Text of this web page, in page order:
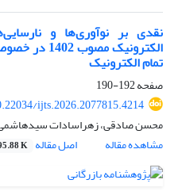
نقدی بر نوآوری‌ها و
الکترونیک
تمام الکترونیک
صفحه192-190
ijts.2026.2077815.4214
محسن صادقی، زهراسادات
مشاهده مقاله
اصل مقاله K